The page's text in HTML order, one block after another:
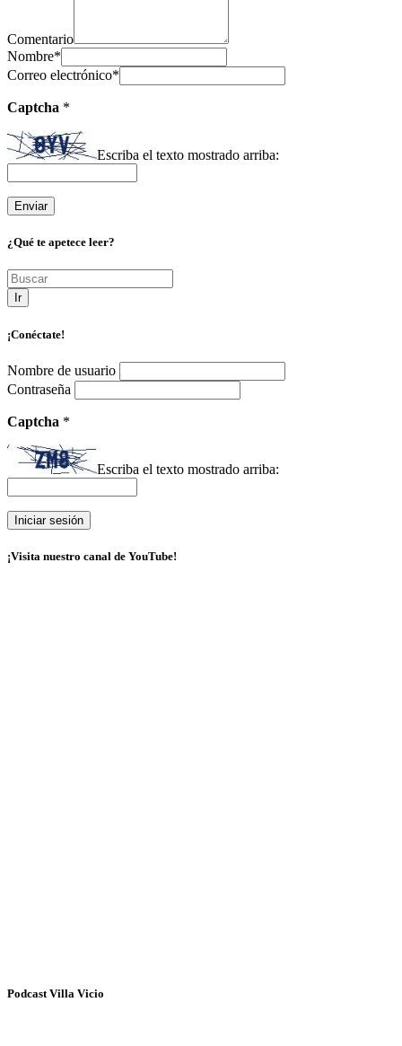
Comentario
Nombre*
Correo electrónico*
Captcha *
Escriba el texto mostrado arriba:
¿Qué te apetece leer?
Ir
¡Conéctate!
Nombre de usuario
Contraseña
Captcha *
Escriba el texto mostrado arriba:
¡Visita nuestro canal de YouTube!
Podcast Villa Vicio